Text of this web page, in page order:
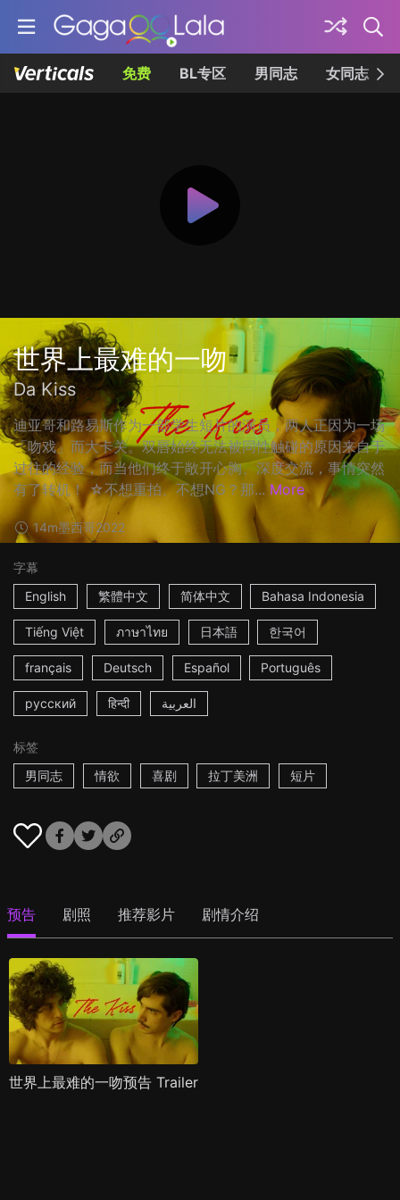
免费 BL专区 男同志 女同志
世界上最难的一吻
Da Kiss
迪亚哥和路易斯作为一部学生短片的演员，两人正因为一场
「吻戏」而大卡关。双唇始终无法被同性触碰的原因来自于
过往的经验，而当他们终于敞开心胸、深度交流，事情突然
有了转机！ ☆不想重拍、不想NG？那... More
14m墨西哥2022
字幕
English
繁體中文 简体中文 Bahasa Indonesia
Tiếng Việt ภาษาไทย 日本語 한국어
français Deutsch Español Português
русский हिन्दी العربية
标签
男同志
情欲 喜剧 拉丁美洲 短片
预告 剧照 推荐影片 剧情介绍
世界上最难的一吻预告 Trailer